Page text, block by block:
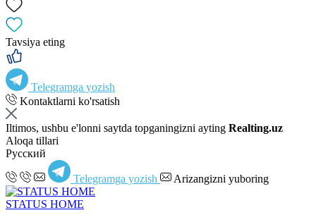
Tavsiya eting
Telegramga yozish
Kontaktlarni ko'rsatish
Iltimos, ushbu e'lonni saytda topganingizni ayting Realting.uz
Aloqa tillari
Русский
Telegramga yozish Arizangizni yuboring
STATUS HOME